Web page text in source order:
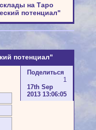
на Таро
потенциал"
потенциал"
Поделиться
1
17th Sep
2013 13:06:05